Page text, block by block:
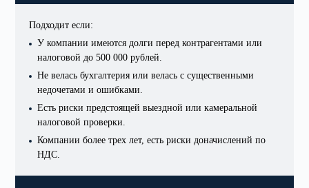
Подходит если:
У компании имеются долги перед контрагентами или
налоговой до 500 000 рублей.
Не велась бухгалтерия или велась с существенными
недочетами и ошибками.
Есть риски предстоящей выездной или камеральной
налоговой проверки.
Компании более трех лет, есть риски доначислений по
НДС.